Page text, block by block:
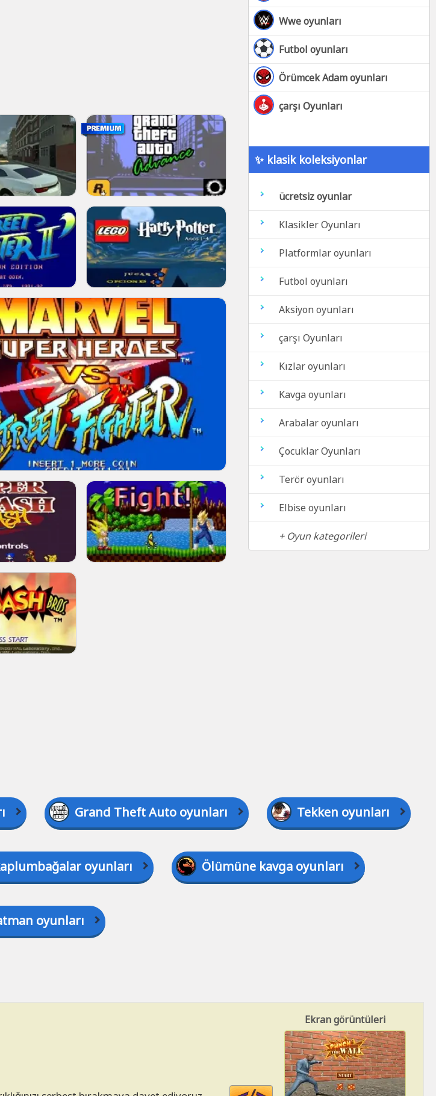
Wwe oyunları
Futbol oyunları
Örümcek Adam oyunları
çarşı Oyunları
✨ klasik koleksiyonlar
ücretsiz oyunlar
Klasikler Oyunları
Platformlar oyunları
Futbol oyunları
Aksiyon oyunları
çarşı Oyunları
Kızlar oyunları
Kavga oyunları
Arabalar oyunları
Çocuklar Oyunları
Terör oyunları
Elbise oyunları
+ Oyun kategorileri
Grand Theft Auto oyunları Tekken oyunları
oyunları Ölümüne kavga oyunları
oyunları
Ekran görüntüleri
Code